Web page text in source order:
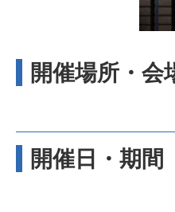
開催場所・会
開催日・期間